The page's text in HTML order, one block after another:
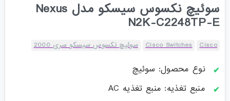
سوئیچ نکسوس سیسکو مدل Nexus
N2K-C2248TP-E
Cisco
Cisco Switches سوئیچ نکسوس سیسکو سری 2000
نوع محصول: سوئیچ
منبع تغذیه: منبع تغذیه AC